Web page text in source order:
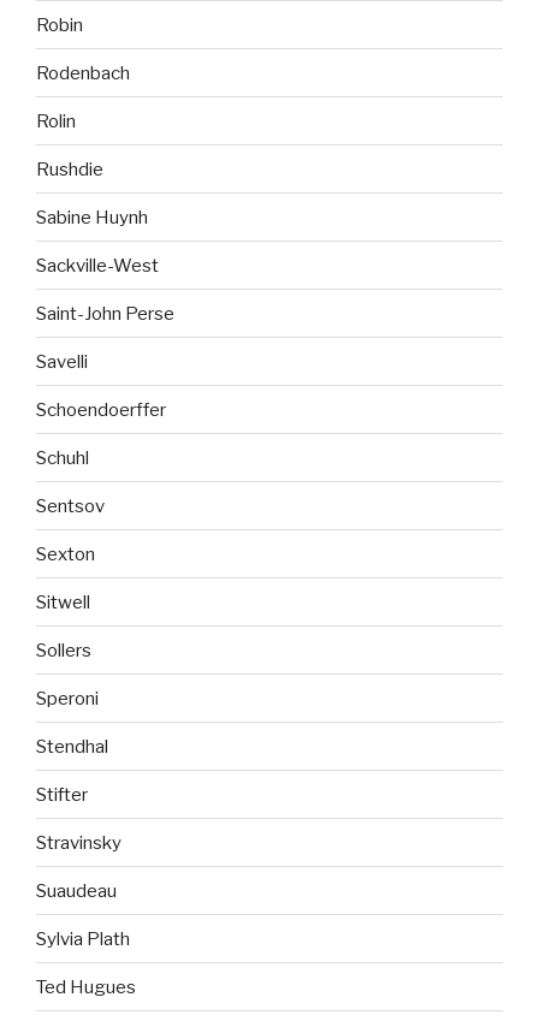
Robin
Rodenbach
Rolin
Rushdie
Sabine Huynh
Sackville-West
Saint-John Perse
Savelli
Schoendoerffer
Schuhl
Sentsov
Sexton
Sitwell
Sollers
Speroni
Stendhal
Stifter
Stravinsky
Suaudeau
Sylvia Plath
Ted Hugues